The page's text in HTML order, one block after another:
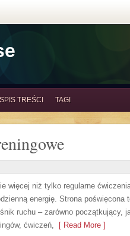
SPIS TREŚCI TAGI
więcej niż tylko regularne
energię. Strona poświęcona
ruchu – zarówno początkujący,
ćwiczeń, [ Read More ]